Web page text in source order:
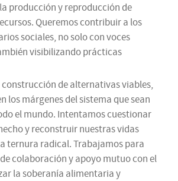
producción y reproducción de
Queremos contribuir a los
sociales, no solo con voces
visibilizando prácticas
de alternativas viables,
los márgenes del sistema que sean
el mundo. Intentamos cuestionar
y reconstruir nuestras vidas
ternura radical. Trabajamos para
colaboración y apoyo mutuo con el
la soberanía alimentaria y